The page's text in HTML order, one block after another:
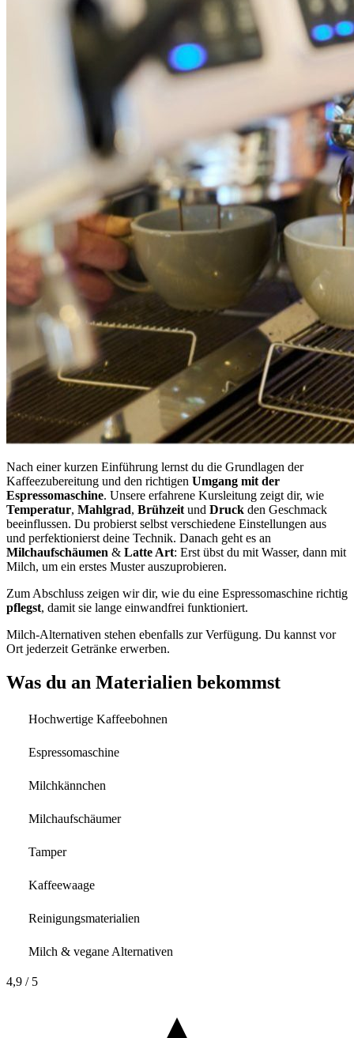
Nach einer kurzen Einführung lernst du die Grundlagen der
Kaffeezubereitung und den richtigen Umgang mit der
Espressomaschine. Unsere erfahrene Kursleitung zeigt dir, wie
Temperatur, Mahlgrad, Brühzeit und Druck den Geschmack
beeinflussen. Du probierst selbst verschiedene Einstellungen aus
und perfektionierst deine Technik. Danach geht es an
Milchaufschäumen & Latte Art: Erst übst du mit Wasser, dann mit
Milch, um ein erstes Muster auszuprobieren.
Zum Abschluss zeigen wir dir, wie du eine Espressomaschine richtig
pflegst, damit sie lange einwandfrei funktioniert.
Milch-Alternativen stehen ebenfalls zur Verfügung. Du kannst vor
Ort jederzeit Getränke erwerben.
Was du an Materialien bekommst
Hochwertige Kaffeebohnen
Espressomaschine
Milchkännchen
Milchaufschäumer
Tamper
Kaffeewaage
Reinigungsmaterialien
Milch & vegane Alternativen
4,9 / 5